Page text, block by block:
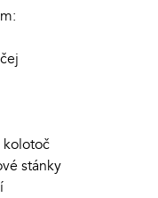
stánky